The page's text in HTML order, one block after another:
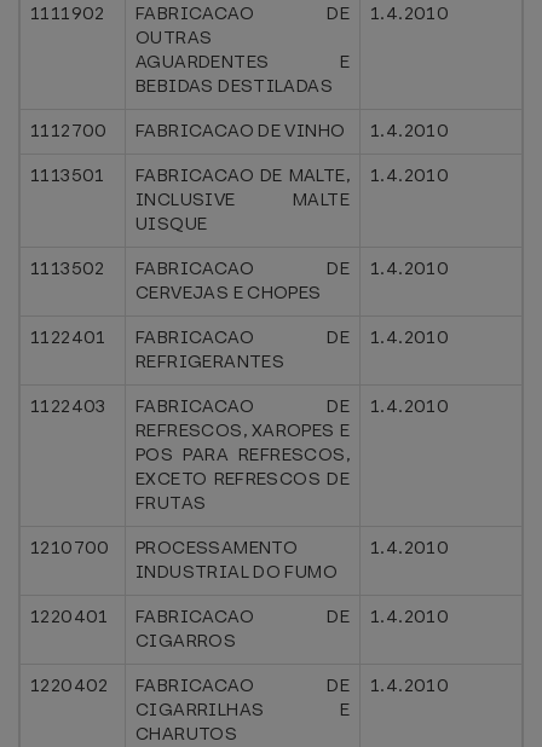
1111902
FABRICACAO DE
OUTRAS
AGUARDENTES E
BEBIDAS DESTILADAS
1.4.2010
1112700 FABRICACAO DE VINHO
1.4.2010
1113501
FABRICACAO DE MALTE,
INCLUSIVE MALTE
UISQUE
1.4.2010
1113502
FABRICACAO DE
CERVEJAS E CHOPES
1.4.2010
1122401
FABRICACAO DE
REFRIGERANTES
1.4.2010
1122403
FABRICACAO DE
REFRESCOS, XAROPES E
POS PARA REFRESCOS,
EXCETO REFRESCOS DE
FRUTAS
1.4.2010
1210700
PROCESSAMENTO
INDUSTRIAL DO FUMO
1.4.2010
1220401
FABRICACAO DE
CIGARROS
1.4.2010
1220402
FABRICACAO DE
CIGARRILHAS E
CHARUTOS
1.4.2010